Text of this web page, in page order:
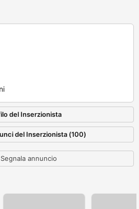
del Inserzionista
del Inserzionista (100)
Segnala annuncio